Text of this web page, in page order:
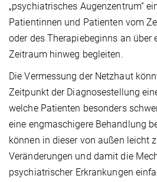
„psychiatrisches Augenzentrum“
Patientinnen und Patienten vom
oder des Therapiebeginns an über
Zeitraum hinweg begleiten.
Die Vermessung der Netzhaut
Zeitpunkt der Diagnosestellung
welche Patienten besonders
eine engmaschigere Behandlung
können in dieser von außen leicht
Veränderungen und damit die
psychiatrischer Erkrankungen